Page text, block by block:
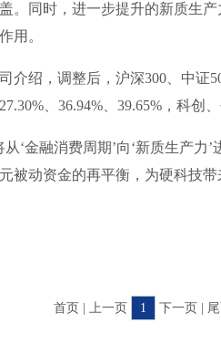
。同时，进一步提升的新质生
用。
绍，调整后，沪深300、中证
、36.94%、39.65%，科创
金融消费周期’向‘新质生产力’
被动资金的再平衡，为硬科技
首页 | 上一页 1 下一页 |